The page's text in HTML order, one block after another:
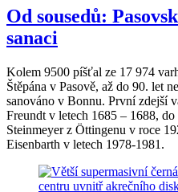
Od sousedů:
sanaci
Kolem 9500 píšťal ze 17 974
Štěpána v Pasově, až do 90. let
sanováno v Bonnu. První zdejší
Freundt v letech 1685 – 1688,
Steinmeyer z Öttingenu v roce
Eisenbarth v letech 1978-1981.